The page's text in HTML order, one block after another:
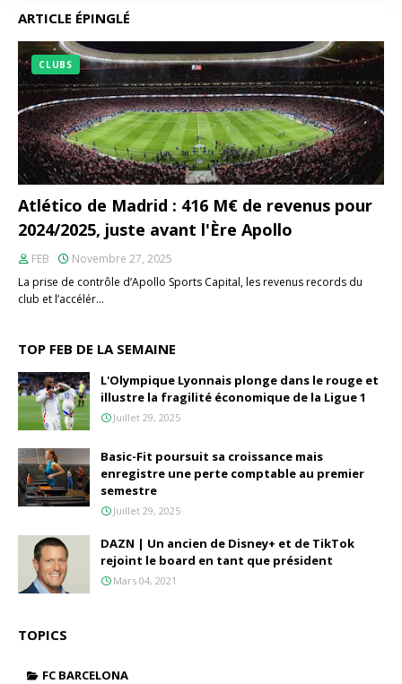
ARTICLE ÉPINGLÉ
CLUBS
Atlético de Madrid : 416 M€ de revenus pour
2024/2025, juste avant l'Ère Apollo
FEB
Novembre 27, 2025
La prise de contrôle d’Apollo Sports Capital, les revenus records du
club et l’accélér…
TOP FEB DE LA SEMAINE
L'Olympique Lyonnais plonge dans le rouge et
illustre la fragilité économique de la Ligue 1
Juillet 29, 2025
Basic-Fit poursuit sa croissance mais
enregistre une perte comptable au premier
semestre
Juillet 29, 2025
DAZN | Un ancien de Disney+ et de TikTok
rejoint le board en tant que président
Mars 04, 2021
TOPICS
FC BARCELONA